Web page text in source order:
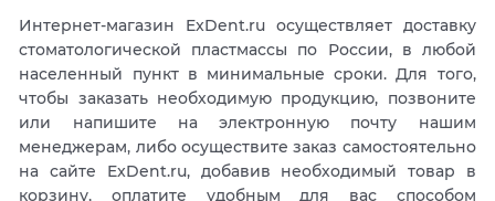
Интернет-магазин ExDent.ru осуществляет доставку
стоматологической пластмассы по России, в любой
населенный пункт в минимальные сроки. Для того,
чтобы заказать необходимую продукцию, позвоните
или напишите на электронную почту нашим
менеджерам, либо осуществите заказ самостоятельно
на сайте ExDent.ru, добавив необходимый товар в
корзину, оплатите удобным для вас способом